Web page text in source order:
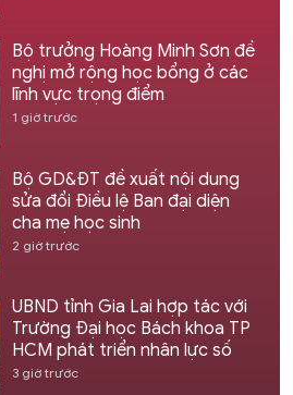
Bộ trưởng Hoàng Minh Sơn đề
nghị mở rộng học bổng ở các
lĩnh vực trọng điểm
1 giờ trước
Bộ GD&ĐT đề xuất nội dung
sửa đổi Điều lệ Ban đại diện
cha mẹ học sinh
2 giờ trước
UBND tỉnh Gia Lai hợp tác với
Trường Đại học Bách khoa TP
HCM phát triển nhân lực số
3 giờ trước